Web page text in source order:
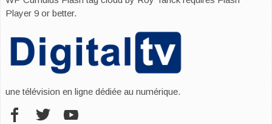
Player 9 or better.
une télévision en ligne dédiée au numérique.